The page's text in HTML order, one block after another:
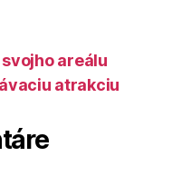
areálu
atrakciu